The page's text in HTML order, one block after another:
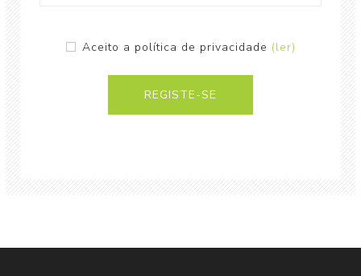
Aceito a política de privacidade (ler)